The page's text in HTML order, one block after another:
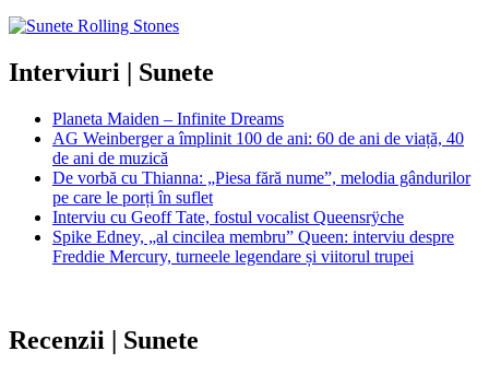
Interviuri | Sunete
Planeta Maiden – Infinite Dreams
AG Weinberger a împlinit 100 de ani: 60 de ani de viață, 40
de ani de muzică
De vorbă cu Thianna: „Piesa fără nume”, melodia gândurilor
pe care le porți în suflet
Interviu cu Geoff Tate, fostul vocalist Queensrÿche
Spike Edney, „al cincilea membru” Queen: interviu despre
Freddie Mercury, turneele legendare și viitorul trupei
Recenzii | Sunete